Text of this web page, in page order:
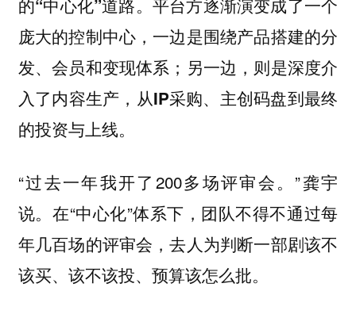
的“中心化”道路。平台方逐渐演变成了一个
庞大的控制中心，一边是围绕产品搭建的分
发、会员和变现体系；另一边，则是深度介
入了内容生产，从IP采购、主创码盘到最终
的投资与上线。
“过去一年我开了200多场评审会。”龚宇
说。在“中心化”体系下，团队不得不通过每
年几百场的评审会，去人为判断一部剧该不
该买、该不该投、预算该怎么批。